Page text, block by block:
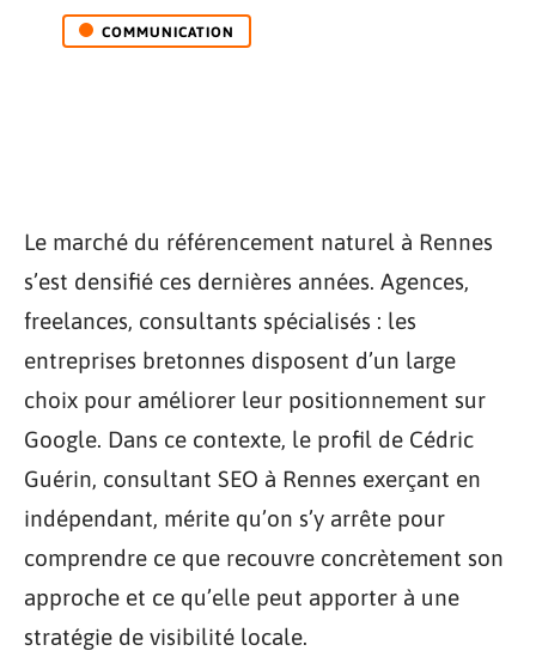
COMMUNICATION
Le marché du référencement naturel à Rennes
s’est densifié ces dernières années. Agences,
freelances, consultants spécialisés : les
entreprises bretonnes disposent d’un large
choix pour améliorer leur positionnement sur
Google. Dans ce contexte, le profil de Cédric
Guérin, consultant SEO à Rennes exerçant en
indépendant, mérite qu’on s’y arrête pour
comprendre ce que recouvre concrètement son
approche et ce qu’elle peut apporter à une
stratégie de visibilité locale.